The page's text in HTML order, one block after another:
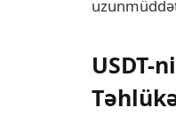
USDT-